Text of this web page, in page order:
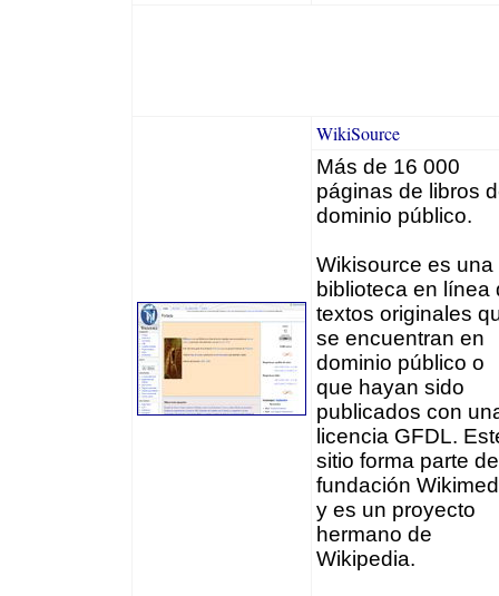
WikiSource
Más de 16 000
páginas de libros
dominio público.
Wikisource es una
biblioteca en línea
textos originales
se encuentran en
dominio público o
que hayan sido
publicados con
licencia GFDL.
sitio forma parte
fundación
y es un proyecto
hermano de
Wikipedia.